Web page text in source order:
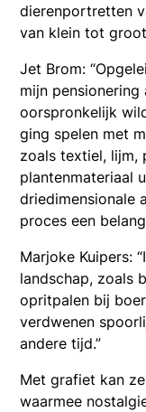
dierenportretten
van klein tot
Jet Brom:
mijn
oorspronkelijk
ging spelen met
zoals textiel, lijm,
plantenmateriaal
driedimensionale
proces een
Marjoke Kuipers:
landschap, zoals
opritpalen bij
verdwenen
andere tijd.”
Met grafiet kan
waarmee